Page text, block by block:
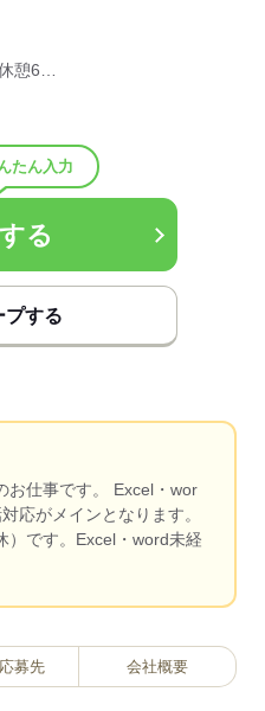
憩6…
たん入力
る
プする
お仕事です。 Excel・wor
応がメインとなります。
）です。Excel・word未経
募先 会社概要